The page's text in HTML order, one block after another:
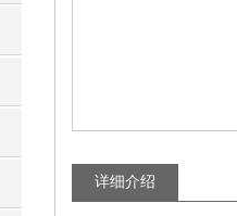
详细介绍